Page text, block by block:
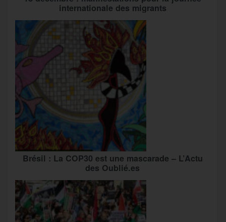
internationale des migrants
Brésil : La COP30 est une mascarade – L’Actu
des Oublié.es